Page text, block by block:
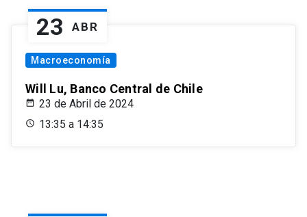
23 ABR
Macroeconomía
Will Lu, Banco Central de Chile
23 de Abril de 2024
13:35 a 14:35